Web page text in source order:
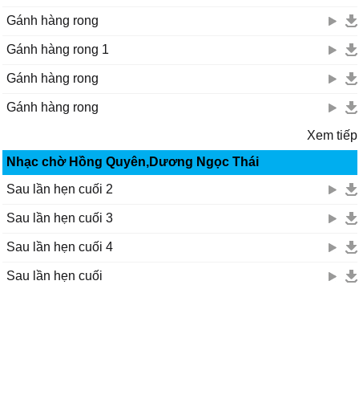
Gánh hàng rong
Gánh hàng rong 1
Gánh hàng rong
Gánh hàng rong
Xem tiếp
Nhạc chờ Hồng Quyên,Dương Ngọc Thái
Sau lần hẹn cuối 2
Sau lần hẹn cuối 3
Sau lần hẹn cuối 4
Sau lần hẹn cuối